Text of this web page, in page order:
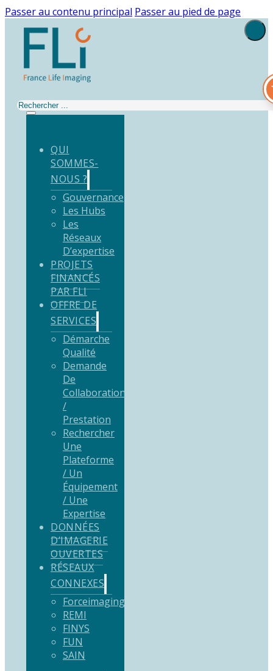
Passer au contenu principal Passer au pied de page
Rechercher
QUI
SOMMES-
NOUS ?
Gouvernance
Les Hubs
Les
Réseaux
D’expertise
PROJETS
FINANCÉS
PAR FLI
OFFRE DE
SERVICES
Démarche
Qualité
Demande
De
Collaboration
/
Prestation
Rechercher
Une
Plateforme
/ Un
Équipement
/ Une
Expertise
DONNÉES
D’IMAGERIE
OUVERTES
RÉSEAUX
CONNEXES
Forceimaging
REMI
FINYS
FUN
SAIN